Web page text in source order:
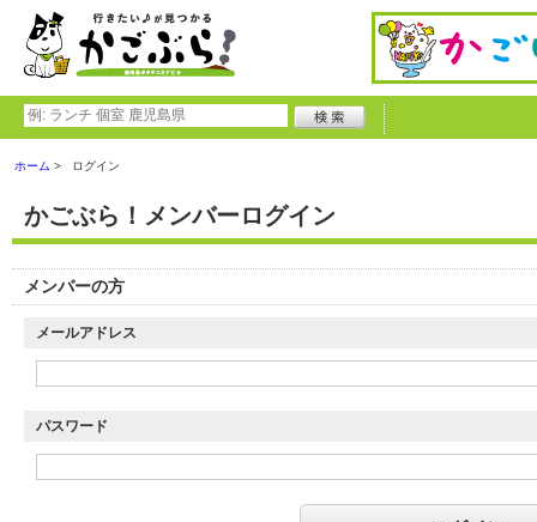
ホーム ログイン
かごぶら！メンバーログイン
メンバーの方
メールアドレス
パスワード